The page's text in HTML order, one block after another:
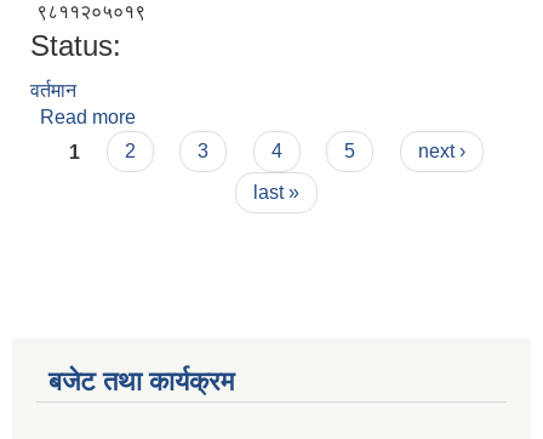
९८११२०५०१९
Status:
वर्तमान
Read more
Pages
1 2 3 4 5
next ›
last »
बजेट तथा कार्यक्रम